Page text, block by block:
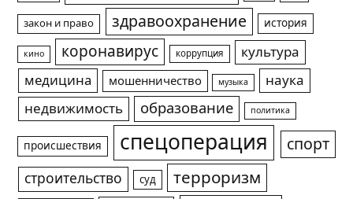
закон и право здравоохранение история
кино коронавирус коррупция
культура
медицина
мошенничество музыка
наука
недвижимость
образование политика
происшествия спецоперация спорт
строительство суд терроризм